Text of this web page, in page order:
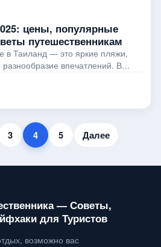
цены, популярные
путешественникам
в Таиланд — это яркие пляжи,
разнообразие впечатлений. В
3 4 5 Далее
— Советы,
для Туристов
возможно вас